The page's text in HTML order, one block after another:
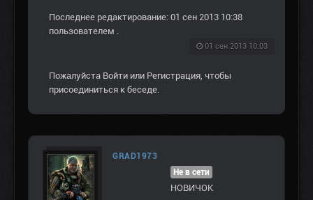
Последнее редактирование: 01 сен 2013 10:38
пользователем
01 сен 2013 10:03
Пожалуйста Войти или Регистрация , чтобы
присоединиться к беседе.
GRAD1973
Не в сети
НОВИЧОК